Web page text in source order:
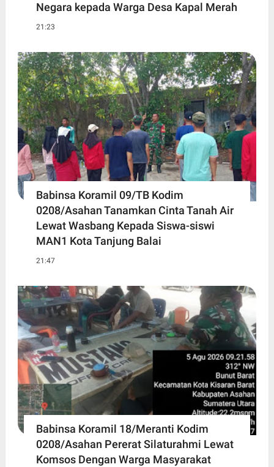
Negara kepada Warga Desa Kapal Merah
21:23
Babinsa Koramil 09/TB Kodim
0208/Asahan Tanamkan Cinta Tanah Air
Lewat Wasbang Kepada Siswa-siswi
MAN1 Kota Tanjung Balai
21:47
Babinsa Koramil 18/Meranti Kodim
0208/Asahan Pererat Silaturahmi Lewat
Komsos Dengan Warga Masyarakat